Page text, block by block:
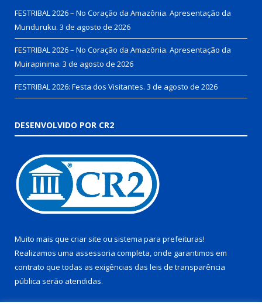
FESTRIBAL 2026 – No Coração da Amazônia. Apresentação da
Munduruku. 3 de agosto de 2026
FESTRIBAL 2026 – No Coração da Amazônia. Apresentação da
Muirapinima. 3 de agosto de 2026
FESTRIBAL 2026: Festa dos Visitantes. 3 de agosto de 2026
DESENVOLVIDO POR CR2
Muito mais que criar site ou sistema para prefeituras!
Realizamos uma assessoria completa, onde garantimos em
contrato que todas as exigências das leis de transparência
pública serão atendidas.